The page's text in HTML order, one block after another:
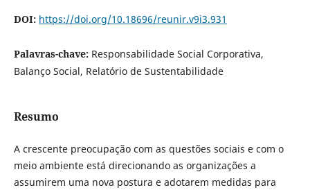
DOI: https://doi.org/10.18696/reunir.v9i3.931
Palavras-chave: Responsabilidade Social Corporativa,
Balanço Social, Relatório de Sustentabilidade
Resumo
A crescente preocupação com as questões sociais e com o
meio ambiente está direcionando as organizações a
assumirem uma nova postura e adotarem medidas para